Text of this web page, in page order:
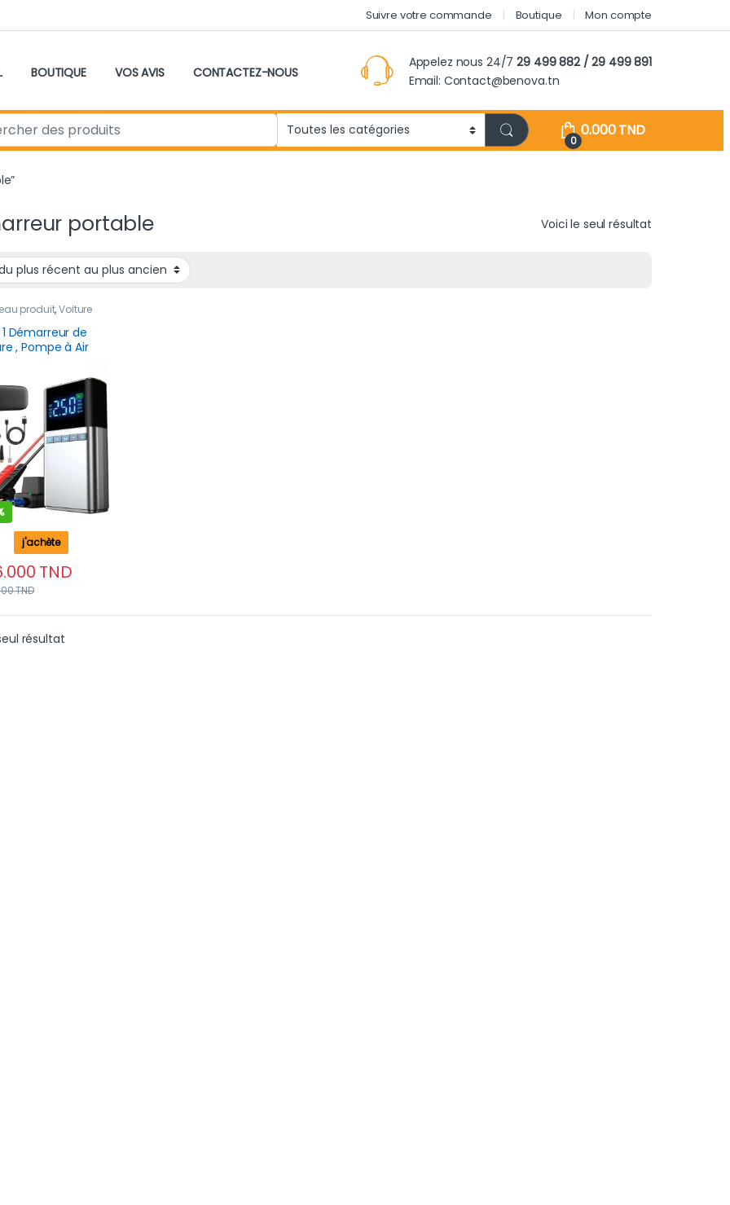
Suivre votre commande Boutique Mon compte
BOUTIQUE VOS AVIS CONTACTEZ-NOUS
Appelez nous 24/729 499 882 / 29 499 891
Email: Contact@benova.tn
0
0.000TND
portable Voici le seul résultat
produit,Voiture
Démarreur de
, Pompe à Air
portable LED
moteurs essence
TND
TND
j'achète
résultat